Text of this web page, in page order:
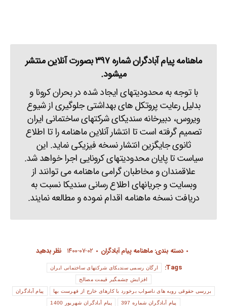
ماهنامه پیام آبادگران شماره ۳۹۷ بصورت آنلاین منتشر
میشود.
با توجه به محدودیتهای ایجاد شده در بحران کرونا و
بدلیل رعایت پروتکل های بهداشتی جلوگیری از شیوع
ویروس، دبیرخانه سندیکای شرکتهای ساختمانی ایران
تصمیم گرفته است تا انتشار آنلاین ماهنامه را تا اطلاع
ثانوی جایگزین انتشار نسخه فیزیکی نماید. این
سیاست تا پایان محدودیتهای کرونایی اجرا خواهد شد.
علاقمندان و مخاطبان گرامی ماهنامه می توانند از
وبسایت و جریانهای اطلاع رسانی سندیکا نسبت به
دریافت نسخه ماهنامه اقدام نموده و مطالعه نمایند.
دسته بندی:ماهنامه پیام آبادگران ۱۴۰۰-۰۷-۰۲ نظر بدهید
Tags:
ارگان رسمی سندیکای شرکتهای ساختمانی ایران
افزایش چشمگیر قیمت مصالح
بررسی حقوقی رویه های ناصواب برخورد با کارهای خارج از فهرست بها پیام آبادگران
پیام آبادگران شماره 397 پیام آبادگران شهریور 1400